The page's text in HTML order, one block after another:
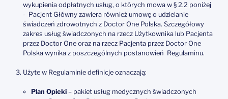
wykupienia odpłatnych usług, o których mowa w § 2.2 poniżej
- Pacjent Główny zawiera również umowę o udzielanie
świadczeń zdrowotnych z Doctor One Polska. Szczegółowy
zakres usług świadczonych na rzecz Użytkownika lub Pacjenta
przez Doctor One oraz na rzecz Pacjenta przez Doctor One
Polska wynika z poszczególnych postanowień Regulaminu.
Użyte w Regulaminie definicje oznaczają:
Plan Opieki – pakiet usług medycznych świadczonych